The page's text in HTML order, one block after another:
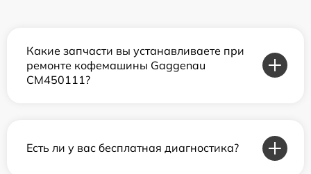
Какие запчасти вы устанавливаете при
ремонте кофемашины Gaggenau
CM450111?
Есть ли у вас бесплатная диагностика?